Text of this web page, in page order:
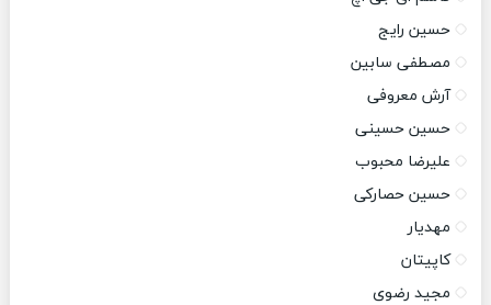
حسین رایج
مصطفی سابین
آرش معروفی
حسین حسینی
علیرضا محبوب
حسین حصارکی
مهدیار
کاپیتان
مجید رضوی